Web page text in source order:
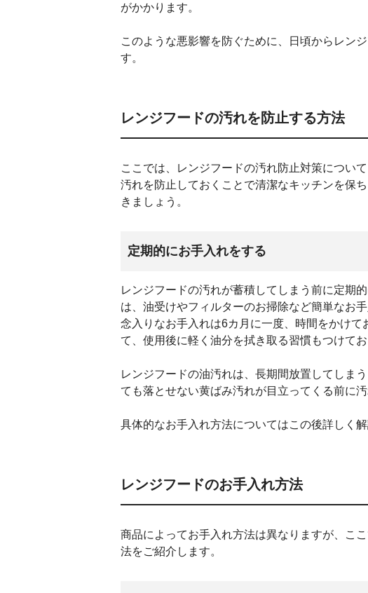
がかかります。
このような悪影響を防ぐために、日頃からレン
す。
レンジフードの汚れを防止する方法
ここでは、レンジフードの汚れ防止対策につい
汚れを防止しておくことで清潔なキッチンを保
きましょう。
定期的にお手入れをする
レンジフードの汚れが蓄積してしまう前に定期
は、油受けやフィルターのお掃除など簡単なお
念入りなお手入れは6カ月に一度、時間をかけて
て、使用後に軽く油分を拭き取る習慣もつけてお
レンジフードの油汚れは、長期間放置してしま
ても落とせない黄ばみ汚れが目立ってくる前に
具体的なお手入れ方法についてはこの後詳しく解
レンジフードのお手入れ方法
商品によってお手入れ方法は異なりますが、こ
法をご紹介します。